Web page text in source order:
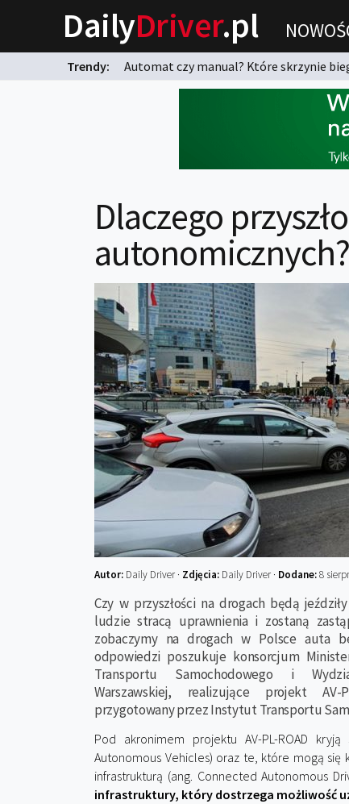
DailyDriver.pl
Trendy: Automat czy manual? Które skrzynie
Dlaczego
autonomicznych?
Autor: Daily Driver · Zdjęcia: Daily Driver · Dodane:8
Czy w przyszłości na drogach będą
ludzie stracą uprawnienia i zostaną
zobaczymy na drogach w Polsce auta
odpowiedzi poszukuje konsorcjum
Transportu Samochodowego i
Warszawskiej, realizujące projekt AV-
przygotowany przez Instytut Transportu
Pod akronimem projektu AV-PL-ROAD
Autonomous Vehicles) oraz te, które mogą się
infrastrukturą (ang. Connected Autonomous
infrastruktury, który dostrzega możliwość